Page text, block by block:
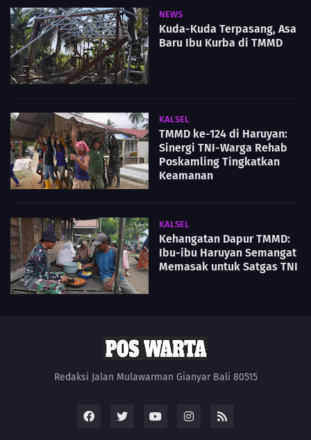
NEWS
Kuda-Kuda Terpasang, Asa
Baru Ibu Kurba di TMMD
KALSEL
TMMD ke-124 di Haruyan:
Sinergi TNI-Warga Rehab
Poskamling Tingkatkan
Keamanan
KALSEL
Kehangatan Dapur TMMD:
Ibu-ibu Haruyan Semangat
Memasak untuk Satgas TNI
Redaksi Jalan Mulawarman Gianyar Bali 80515